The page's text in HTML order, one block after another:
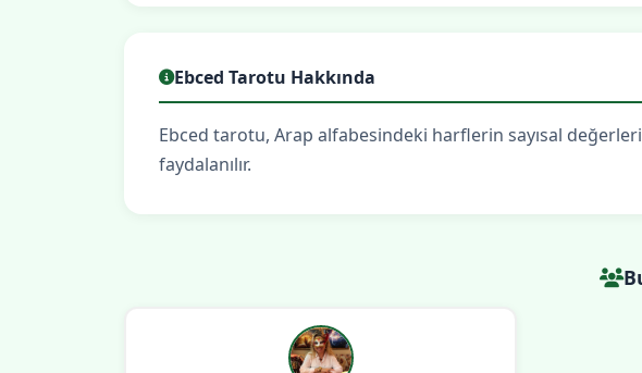
Ebced Tarotu Hakkında
Ebced tarotu, Arap alfabesindeki harflerin sayısal
faydalanılır.